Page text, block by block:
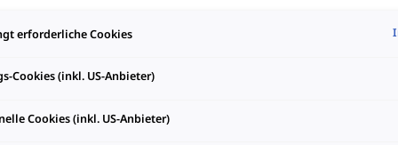
in Ihre persönlichen Rechte und Freiheiten nicht auf das absolut
Dienstleister erlauben, dann stimmen Sie damit auch gemäß Art 49 Abs 1
der in den entsprechenden Cookies enthaltenen
am Ende der Webseite.
erforderliche Cookies
Cookies (inkl. US-Anbieter)
Cookies (inkl. US-Anbieter)